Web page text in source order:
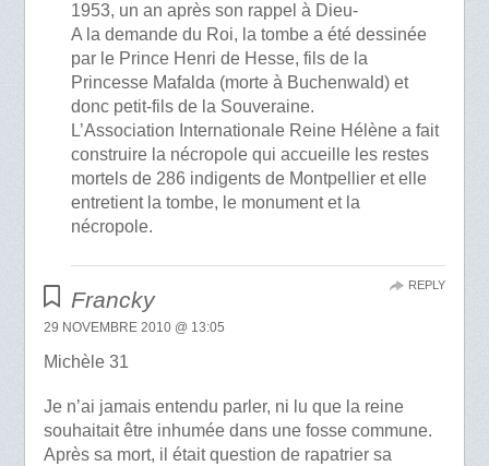
1953, un an après son rappel à Dieu-
A la demande du Roi, la tombe a été dessinée
par le Prince Henri de Hesse, fils de la
Princesse Mafalda (morte à Buchenwald) et
donc petit-fils de la Souveraine.
L’Association Internationale Reine Hélène a fait
construire la nécropole qui accueille les restes
mortels de 286 indigents de Montpellier et elle
entretient la tombe, le monument et la
nécropole.
Francky
29 NOVEMBRE 2010 @ 13:05
Michèle 31
Je n’ai jamais entendu parler, ni lu que la reine
souhaitait être inhumée dans une fosse commune.
Après sa mort, il était question de rapatrier sa
REPLY